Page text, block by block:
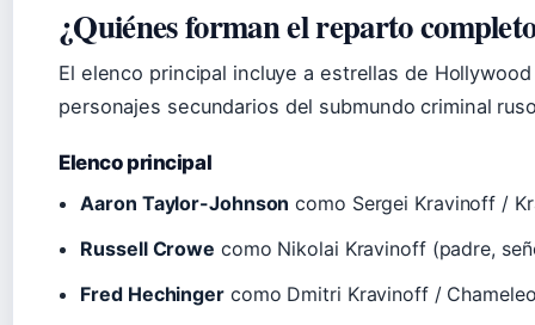
¿Quiénes forman el reparto
El elenco principal incluye a estrellas de
personajes secundarios del submundo criminal
Elenco principal
Aaron Taylor-Johnson como Sergei Kravinoff /
Russell Crowe como Nikolai Kravinoff (padre,
Fred Hechinger como Dmitri Kravinoff /